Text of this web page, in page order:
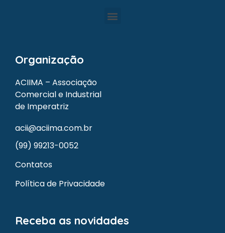
Organização
ACIIMA – Associação
Comercial e Industrial
de Imperatriz
acii@aciima.com.br
(99) 99213-0052
Contatos
Política de Privacidade
Receba as novidades